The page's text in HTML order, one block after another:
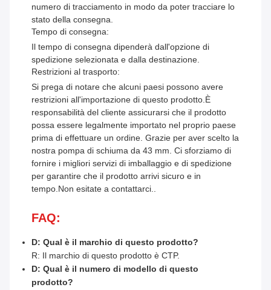
numero di tracciamento in modo da poter tracciare lo
stato della consegna.
Tempo di consegna:
Il tempo di consegna dipenderà dall'opzione di
spedizione selezionata e dalla destinazione.
Restrizioni al trasporto:
Si prega di notare che alcuni paesi possono avere
restrizioni all'importazione di questo prodotto.È
responsabilità del cliente assicurarsi che il prodotto
possa essere legalmente importato nel proprio paese
prima di effettuare un ordine. Grazie per aver scelto la
nostra pompa di schiuma da 43 mm. Ci sforziamo di
fornire i migliori servizi di imballaggio e di spedizione
per garantire che il prodotto arrivi sicuro e in
tempo.Non esitate a contattarci..
FAQ:
D: Qual è il marchio di questo prodotto?
R: Il marchio di questo prodotto è CTP.
D: Qual è il numero di modello di questo
prodotto?